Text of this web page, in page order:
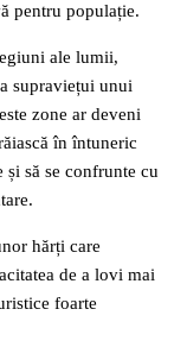
pentru populație.
ale lumii,
supraviețui unui
zone ar deveni
în întuneric
și să se confrunte cu
hărți care
de a lovi mai
foarte